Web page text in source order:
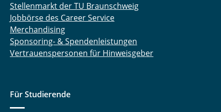
Stellenmarkt der TU Braunschweig
Jobbörse des Career Service
Merchandising
Sponsoring- & Spendenleistungen
Vertrauenspersonen für Hinweisgeber
Für Studierende